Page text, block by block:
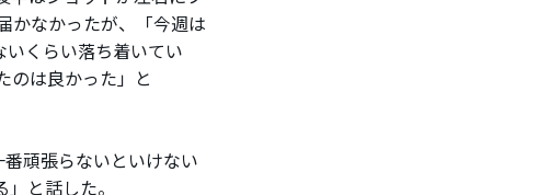
かなかったが、「今週は
くらい落ち着いてい
のは良かった」と
頑張らないといけない
と話した。